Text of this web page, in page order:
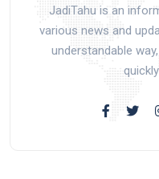
JadiTahu is an
various news and
understandable